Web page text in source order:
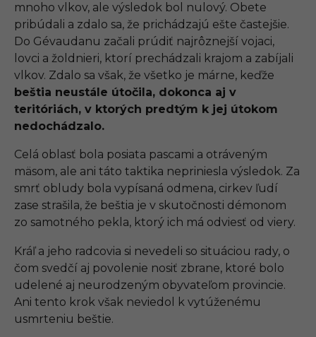
mnoho vlkov, ale výsledok bol nulový. Obete
pribúdali a zdalo sa, že prichádzajú ešte častejšie.
Do Gévaudanu začali prúdiť najrôznejší vojaci,
lovci a žoldnieri, ktorí prechádzali krajom a zabíjali
vlkov. Zdalo sa však, že všetko je márne, keďže
beštia neustále útočila, dokonca aj v
teritóriách, v ktorých predtým k jej útokom
nedochádzalo.
Celá oblasť bola posiata pascami a otráveným
mäsom, ale ani táto taktika nepriniesla výsledok. Za
smrť obludy bola vypísaná odmena, cirkev ľudí
zase strašila, že beštia je v skutočnosti démonom
zo samotného pekla, ktorý ich má odviesť od viery.
Kráľ a jeho radcovia si nevedeli so situáciou rady, o
čom svedčí aj povolenie nosiť zbrane, ktoré bolo
udelené aj neurodzeným obyvateľom provincie.
Ani tento krok však neviedol k vytúženému
usmrteniu beštie.